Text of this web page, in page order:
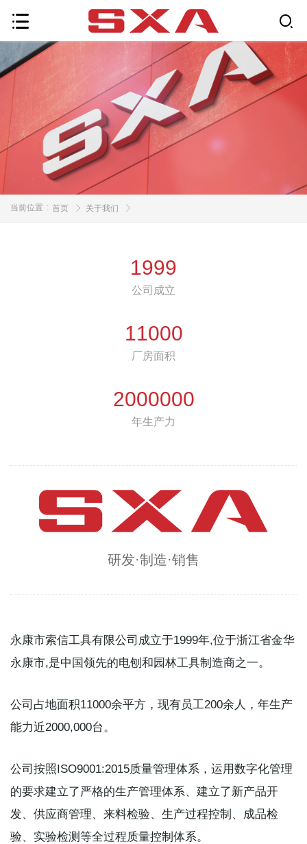
当前位置 : 首页 关于我们
1999
公司成立
11000
厂房面积
2000000
年生产力
研发·制造·销售
永康市索信工具有限公司成立于1999年,位于浙江省金华
永康市,是中国领先的电刨和园林工具制造商之一。
公司占地面积11000余平方，现有员工200余人，年生产
能力近2000,000台。
公司按照ISO9001:2015质量管理体系，运用数字化管理
的要求建立了严格的生产管理体系、建立了新产品开
发、供应商管理、来料检验、生产过程控制、成品检
验、实验检测等全过程质量控制体系。